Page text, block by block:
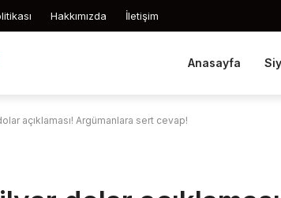
Hakkımızda İletişim
Anasayfa
açıklaması! Argümanlara sert cevap!